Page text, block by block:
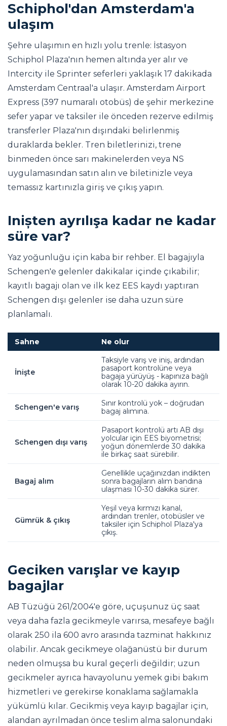
Schiphol'dan Amsterdam'a
ulaşım
Şehre ulaşımın en hızlı yolu trenle: İstasyon
Schiphol Plaza'nın hemen altında yer alır ve
Intercity ile Sprinter seferleri yaklaşık 17 dakikada
Amsterdam Centraal'a ulaşır. Amsterdam Airport
Express (397 numaralı otobüs) de şehir merkezine
sefer yapar ve taksiler ile önceden rezerve edilmiş
transferler Plaza'nın dışındaki belirlenmiş
duraklarda bekler. Tren biletlerinizi, trene
binmeden önce sarı makinelerden veya NS
uygulamasından satın alın ve biletinizle veya
temassız kartınızla giriş ve çıkış yapın.
Inișten ayrılışa kadar ne kadar
süre var?
Yaz yoğunluğu için kaba bir rehber. El bagajıyla
Schengen'e gelenler dakikalar içinde çıkabilir;
kayıtlı bagajı olan ve ilk kez EES kaydı yaptıran
Schengen dışı gelenler ise daha uzun süre
planlamalı.
Sahne Ne olur
İnişte
Taksiyle varış ve iniş, ardından
pasaport kontrolüne veya
bagaja yürüyüş - kapınıza bağlı
olarak 10-20 dakika ayırın.
Schengen'e varış
Sınır kontrolü yok – doğrudan
bagaj alımına.
Schengen dışı varış
Pasaport kontrolü artı AB dışı
yolcular için EES biyometrisi;
yoğun dönemlerde 30 dakika
ile birkaç saat sürebilir.
Bagaj alım
Genellikle uçağınızdan indikten
sonra bagajların alım bandına
ulaşması 10-30 dakika sürer.
Gümrük & çıkış
Yeşil veya kırmızı kanal,
ardından trenler, otobüsler ve
taksiler için Schiphol Plaza'ya
çıkış.
Geciken varışlar ve kayıp
bagajlar
AB Tüzüğü 261/2004'e göre, uçuşunuz üç saat
veya daha fazla gecikmeyle varırsa, mesafeye bağlı
olarak 250 ila 600 avro arasında tazminat hakkınız
olabilir. Ancak gecikmeye olağanüstü bir durum
neden olmuşsa bu kural geçerli değildir; uzun
gecikmeler ayrıca havayolunu yemek gibi bakım
hizmetleri ve gerekirse konaklama sağlamakla
yükümlü kılar. Gecikmiş veya kayıp bagajlar için,
alandan ayrılmadan önce teslim alma salonundaki